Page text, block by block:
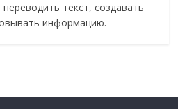
текст, создавать
информацию.